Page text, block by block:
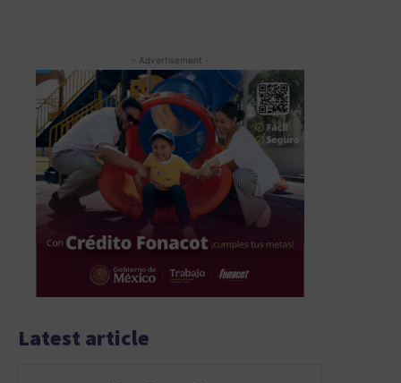
- Advertisement -
Latest article